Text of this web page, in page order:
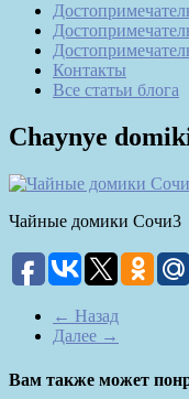
Контакты
Все статьи блога
Chaynye
Чайные домики Сочи3
← Назад
Далее →
Вам также может